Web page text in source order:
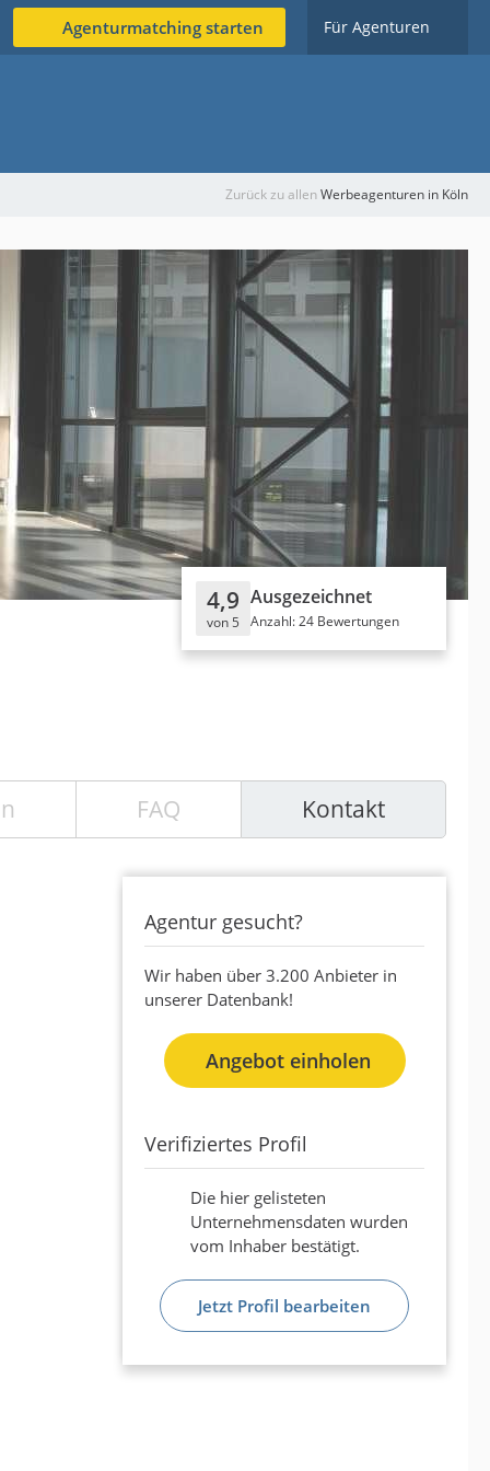
Agenturmatching starten Für Agenturen
Zurück zu allenWerbeagenturen in Köln
4,9
von 5
Ausgezeichnet
Anzahl: 24 Bewertungen
FAQ Kontakt
Agentur gesucht?
Wir haben über 3.200 Anbieter in
unserer Datenbank!
Angebot einholen
Verifiziertes Profil
Die hier gelisteten
Unternehmensdaten wurden
vom Inhaber bestätigt.
Jetzt Profil bearbeiten